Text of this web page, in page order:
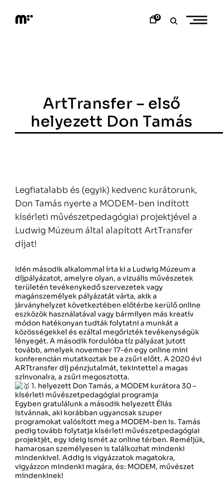
content
0
ArtTransfer – első
helyezett Don Tamás
Legfiatalabb és (egyik) kedvenc kurátorunk,
Don Tamás nyerte a MODEM-ben indított
kísérleti művészetpedagógiai projektjével a
Ludwig Múzeum által alapított ArtTransfer
díjat!
Idén második alkalommal írta ki a Ludwig Múzeum a
díjpályázatot, amelyre olyan, a vizuális művészetek
területén tevékenykedő szervezetek vagy
magánszemélyek pályázatát várta, akik a
járványhelyzet következtében előtérbe kerülő online
eszközök használatával vagy bármilyen más kreatív
módon hatékonyan tudták folytatni a munkát a
közösségekkel és ezáltal megőrizték tevékenységük
lényegét. A második fordulóba tíz pályázat jutott
tovább, amelyek november 17-én egy online mini
konferencián mutatkoztak be a zsűri előtt. A 2020 évi
ARTtransfer díj pénzjutalmát, tekintettel a magas
színvonalra, a zsűri megosztotta.
1. helyezett Don Tamás, a MODEM kurátora 30 –
kísérleti művészetpedagógiai programja
Egyben gratulálunk a második helyezett Éliás
Istvánnak, aki korábban ugyancsak szuper
programokat valósított meg a MODEM-ben is. Tamás
pedig tovább folytatja kísérleti művészetpedagógiai
projektjét, egy ideig ismét az online térben. Reméljük,
hamarosan személyesen is találkozhat mindenki
mindenkivel. Addig is vigyázzatok magatokra,
vigyázzon mindenki magára, és: MODEM, művészet
mindenkinek!